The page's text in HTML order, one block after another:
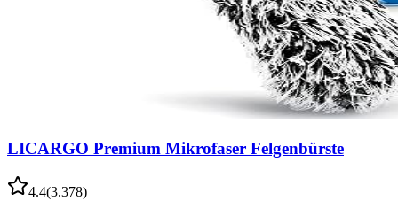
LICARGO Premium Mikrofaser Felgenbürste
4.4(3.378)